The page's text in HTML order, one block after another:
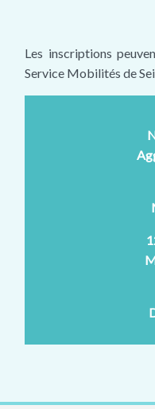
Les inscriptions
Service Mobilités de